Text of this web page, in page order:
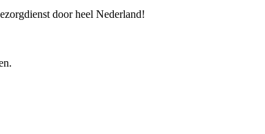
door heel Nederland!